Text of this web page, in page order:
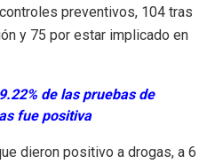
preventivos, 104 tras
y 75 por estar implicado en
de las pruebas de
fue positiva
dieron positivo a drogas, a 6